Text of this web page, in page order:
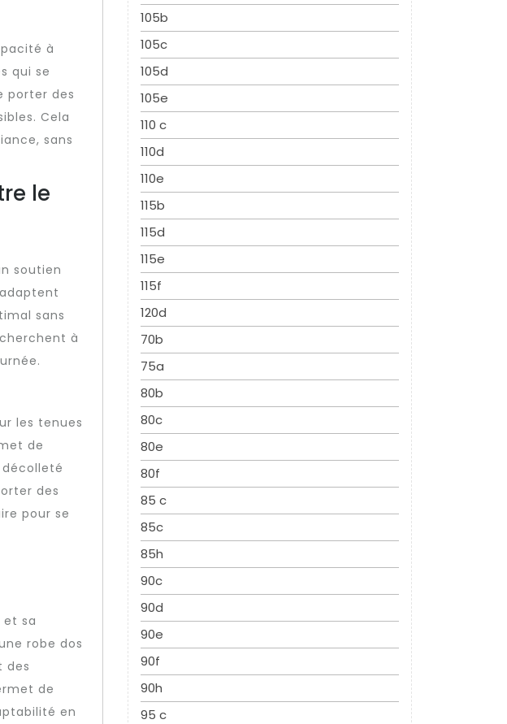
à
qui se
porter des
Cela
sans
le
soutien
sans
à
les tenues
de
des
pour se
sa
robe dos
des
de
en
105b
105c
105d
105e
110 c
110d
110e
115b
115d
115e
115f
120d
70b
75a
80b
80c
80e
80f
85 c
85c
85h
90c
90d
90e
90f
90h
95 c